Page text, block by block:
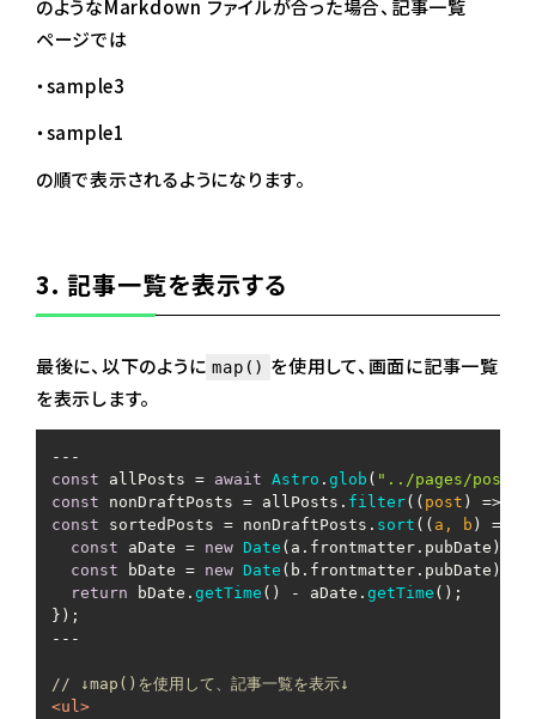
のようなMarkdown ファイルが合った場合、記事一覧
ページでは
・sample3
・sample1
の順で表示されるようになります。
3. 記事一覧を表示する
最後に、以下のように map() を使用して、画面に記事一覧
を表示します。
const allPosts = await Astro . glob ( "../pages/posts/
const nonDraftPosts = allPosts. filter( ( post ) =>
const sortedPosts = nonDraftPosts. sort ( ( a, b ) =>
const aDate = new Date (a. frontmatter. pubDate );
const bDate = new Date (b. frontmatter. pubDate );
return bDate. getTime () - aDate. getTime ();
});
---
// ↓map()を使用して、記事一覧を表示↓
<ul>